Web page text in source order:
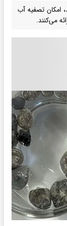
امکان تصفیه آب
می‌کنند.